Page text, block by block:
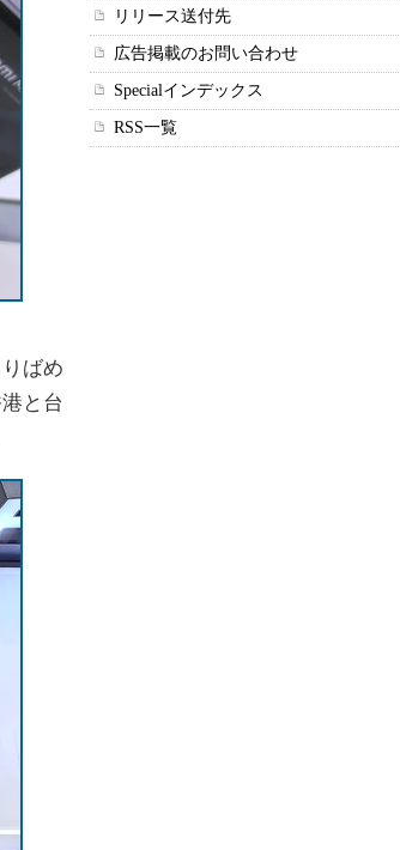
ばめ
と台
リリース送付先
広告掲載のお問い合わせ
Specialインデックス
RSS一覧